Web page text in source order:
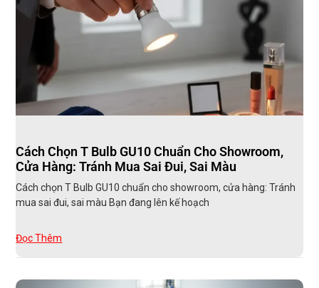
Cách Chọn T Bulb GU10 Chuẩn Cho Showroom,
Cửa Hàng: Tránh Mua Sai Đui, Sai Màu
Cách chọn T Bulb GU10 chuẩn cho showroom, cửa hàng: Tránh
mua sai đui, sai màu Bạn đang lên kế hoạch
Đọc Thêm